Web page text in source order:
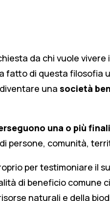
da chi vuole
di questa filosofia
una società
una o più
persone, comunità,
per testimoniare il
di beneficio comune
naturali e della